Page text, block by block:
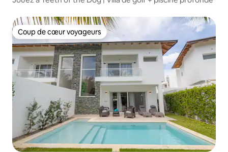
Coup de cœur voyageurs
Coup de cœur voyageurs